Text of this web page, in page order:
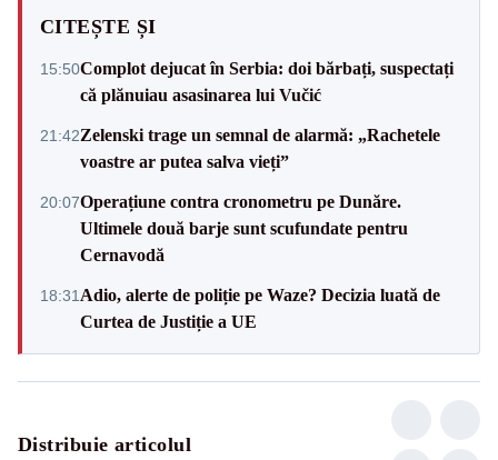
CITEȘTE ȘI
15:50Complot dejucat în Serbia: doi bărbați, suspectați
că plănuiau asasinarea lui Vučić
21:42Zelenski trage un semnal de alarmă: „Rachetele
voastre ar putea salva vieți”
20:07Operațiune contra cronometru pe Dunăre.
Ultimele două barje sunt scufundate pentru
Cernavodă
18:31 Adio, alerte de poliție pe Waze? Decizia luată de
Curtea de Justiție a UE
Distribuie articolul